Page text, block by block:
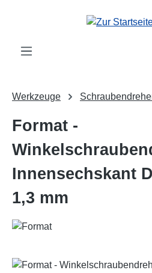
Zum Hauptinhalt springen
Werkzeuge
Format -
Innensechskant
1,3 mm
Bildergalerie überspringen